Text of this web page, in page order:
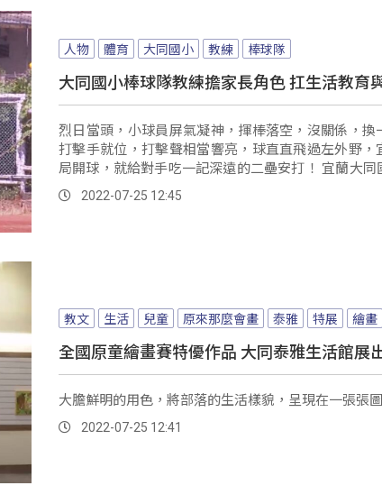
人物 體育 大同國小 教練 棒球隊
大同國小棒球隊教練擔家長角色 扛生活教育
烈日當頭，小球員屏氣凝神，揮棒落空，沒關係，換
打擊手就位，打擊聲相當響亮，球直直飛過左外野，
局開球，就給對手吃一記深遠的二壘安打！ 宜蘭大同國小的小球員在球場
上的模樣，相當沉穩，戰鬥實力堅強的背後，各方面
虎。2022-07-25 12:45
教文 生活 兒童 原來那麼會畫 泰雅 特展 繪畫
全國原童繪畫賽特優作品 大同泰雅生活館展
大膽鮮明的用色，將部落的生活樣貌，呈現在一張張
2022-07-25 12:41